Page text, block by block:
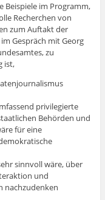
Beispiele im Programm,
Recherchen von
zum Auftakt der
Gespräch mit Georg
zu
ist,
privilegierte
Behörden und
für eine
sinnvoll wäre, über
und
nachzudenken